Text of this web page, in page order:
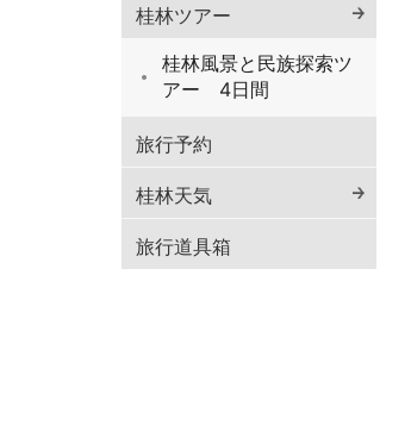
桂林ツアー
桂林風景と民族探索ツ
アー 4日間
旅行予約
桂林天気
旅行道具箱